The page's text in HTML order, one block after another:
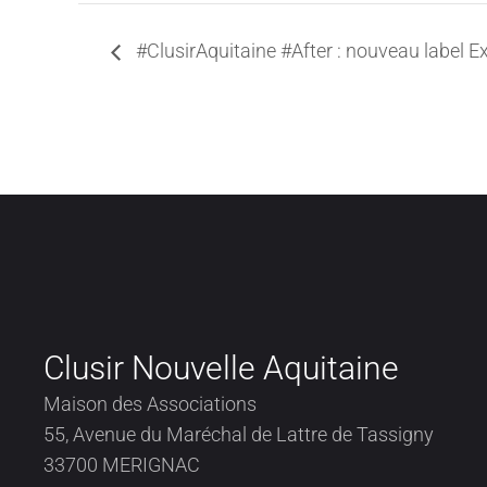
#ClusirAquitaine #After : nouveau label
Clusir Nouvelle Aquitaine
Maison des Associations
55, Avenue du Maréchal de Lattre de Tassigny
33700 MERIGNAC